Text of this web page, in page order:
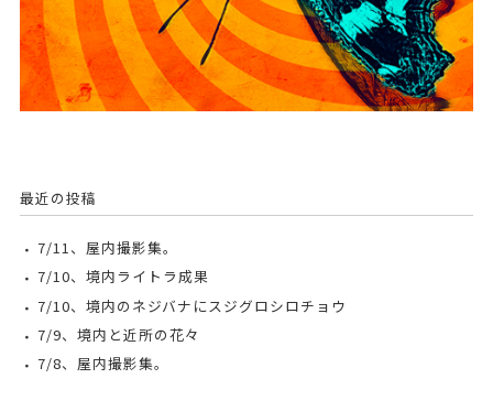
最近の投稿
7/11、屋内撮影集。
7/10、境内ライトラ成果
7/10、境内のネジバナにスジグロシロチョウ
7/9、境内と近所の花々
7/8、屋内撮影集。